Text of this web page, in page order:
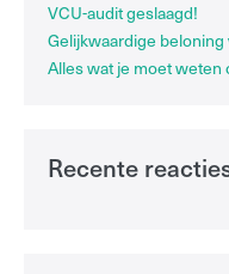
VCU-audit geslaagd!
Gelijkwaardige beloning
Alles wat je moet weten
Recente